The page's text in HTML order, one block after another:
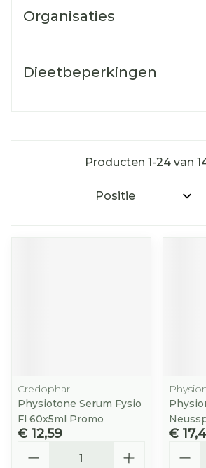
Organisaties
Dieetbeperkingen
Producten 1-24van
Sorteer op:
Credophar
Physiotone Serum Fysio
Fl 60x5ml Promo
€ 12,59 €